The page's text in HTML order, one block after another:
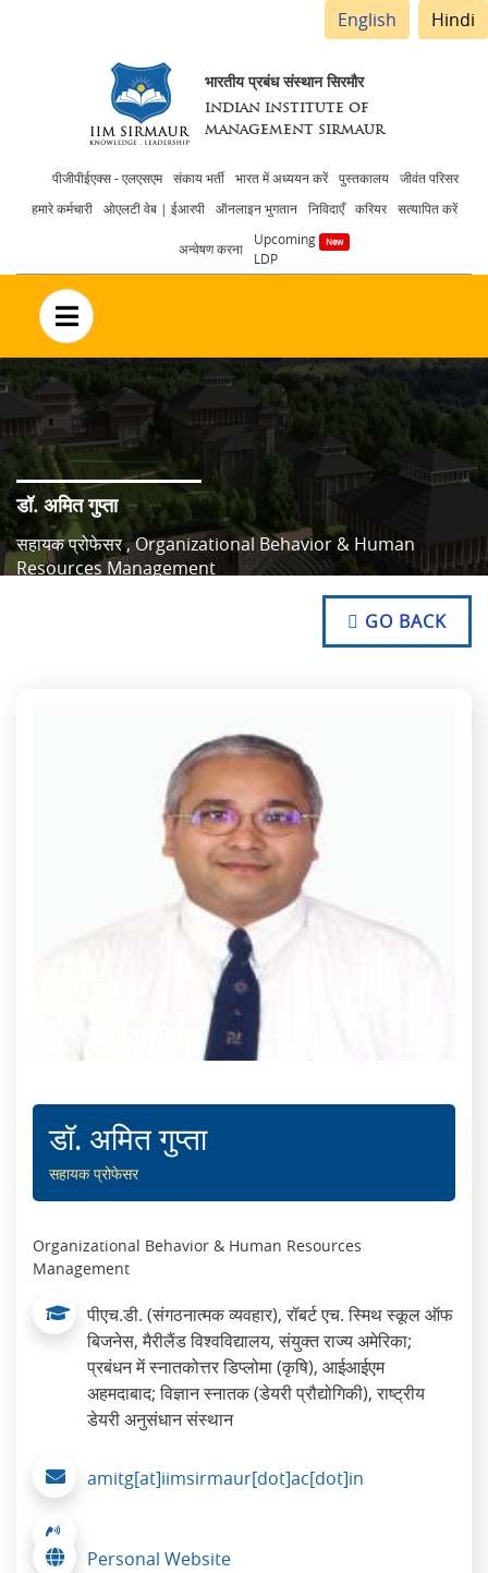
English Hindi
भारतीय प्रबंध संस्थान सिरमौर
INDIAN INSTITUTE OF
MANAGEMENT SIRMAUR
Header
menu
पीजीपीईएक्स - एलएसएम संकाय भर्ती भारत में अध्ययन करें पुस्तकालय
जीवंत परिसर
हमारे कर्मचारी
ओएलटी वेब | ईआरपी ऑनलाइन भुगतान निविदाएँ करियर सत्यापित करें
अन्वेषण करना
Upcoming
LDP
no text
डॉ. अमित गुप्ता
सहायक प्रोफेसर , Organizational Behavior & Human
Resources Management
NO TEXT
NO TEXT
NO TEXT
GO BACK
डॉ. अमित गुप्ता
सहायक प्रोफेसर
Organizational Behavior & Human Resources
Management
पीएच.डी. (संगठनात्मक व्यवहार), रॉबर्ट एच. स्मिथ स्कूल ऑफ
बिजनेस, मैरीलैंड विश्वविद्यालय, संयुक्त राज्य अमेरिका;
प्रबंधन में स्नातकोत्तर डिप्लोमा (कृषि), आईआईएम
अहमदाबाद; विज्ञान स्नातक (डेयरी प्रौद्योगिकी), राष्ट्रीय
डेयरी अनुसंधान संस्थान
amitg[at]iimsirmaur[dot]ac[dot]in
Personal Website